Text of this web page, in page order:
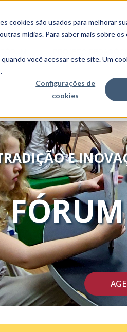
cookies são usados ​​para melhorar
mídias. Para saber mais sobre
você acessar este site. Um
Configurações de
cookies
E